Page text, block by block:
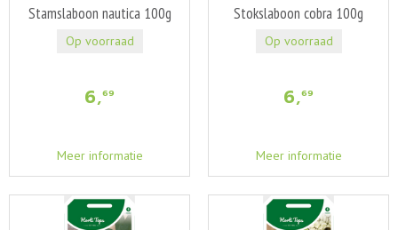
Stamslaboon nautica 100g
6,69
Meer informatie
Op voorraad
Stokslaboon cobra 100g
6,69
Meer informatie
Op voorraad